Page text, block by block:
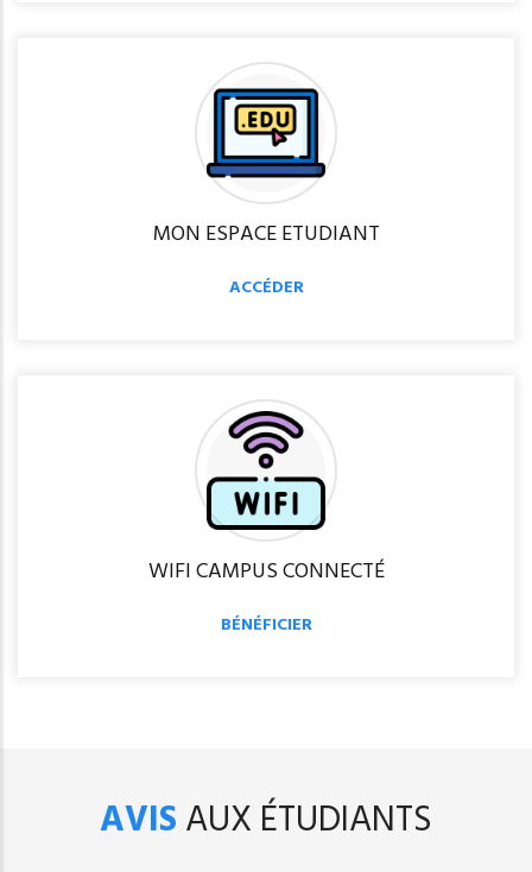
MON ESPACE ETUDIANT
ACCÉDER
WIFI CAMPUS CONNECTÉ
BÉNÉFICIER
AVISAUX ÉTUDIANTS